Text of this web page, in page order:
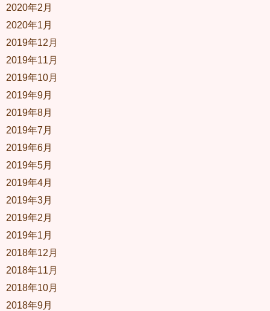
2020年2月
2020年1月
2019年12月
2019年11月
2019年10月
2019年9月
2019年8月
2019年7月
2019年6月
2019年5月
2019年4月
2019年3月
2019年2月
2019年1月
2018年12月
2018年11月
2018年10月
2018年9月